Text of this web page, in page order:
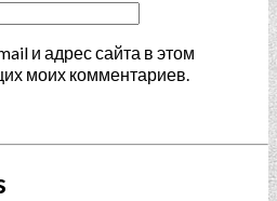
и адрес сайта в этом
моих комментариев.